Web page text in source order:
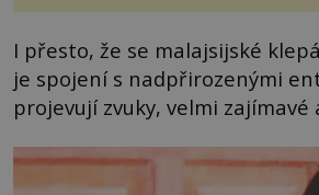
I přesto, že se malajsijské
je spojení s nadpřirozenými
projevují zvuky, velmi zajímavé